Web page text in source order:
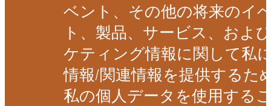
ベント、その他の将来のイ
ト、製品、サービス、およ
ケティング情報に関して私
情報/関連情報を提供するた
私の個人データを使用する